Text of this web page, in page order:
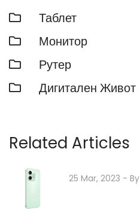
Таблет
Монитор
Рутер
Дигитален Живот
Related Articles
25 Mar, 2023 - By